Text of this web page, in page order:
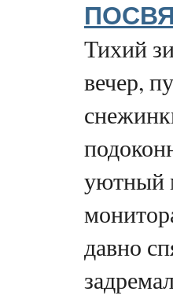
Тихий
вечер,
уютный
давно